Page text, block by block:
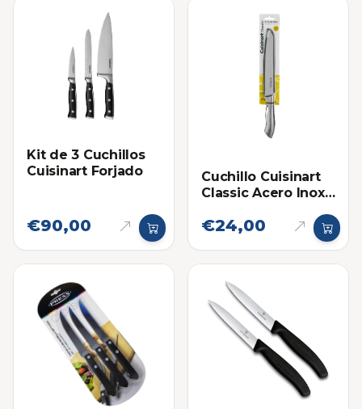
Kit de 3 Cuchillos
Cuisinart Forjado
€90,00
Cuchillo Cuisinart
Classic Acero Inox
€24,00